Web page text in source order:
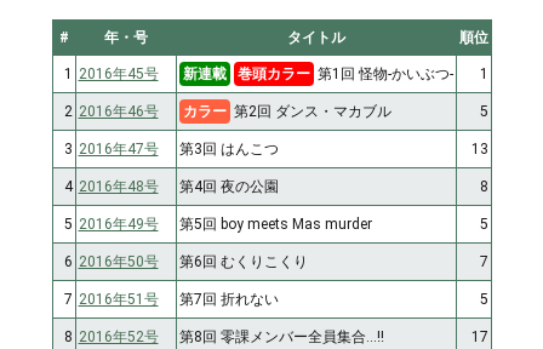
# 年・号 タイトル 順位
1 2016年45号 新連載 巻頭カラー 第1回 怪物-かいぶつ- 1
2 2016年46号 カラー 第2回 ダンス・マカブル 5
3 2016年47号 第3回 はんこつ 13
4 2016年48号 第4回 夜の公園 8
5 2016年49号 第5回 boy meets Mas murder 5
6 2016年50号 第6回 むくりこくり 7
7 2016年51号 第7回 折れない 5
8 2016年52号 第8回 零課メンバー全員集合…!! 17